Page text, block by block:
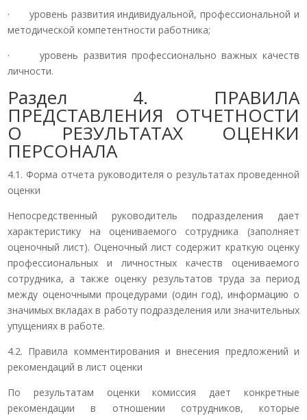
· уровень развития индивидуальной, профессиональной и
методической компетентности работника;
· уровень развития профессионально важных качеств
личности.
Раздел 4. ПРАВИЛА
ПРЕДСТАВЛЕНИЯ ОТЧЕТНОСТИ
О РЕЗУЛЬТАТАХ ОЦЕНКИ
ПЕРСОНАЛА
4.1. Форма отчета руководителя о результатах проведенной
оценки
Непосредственный руководитель подразделения дает
характеристику на оцениваемого сотрудника (заполняет
оценочный лист). Оценочный лист содержит краткую оценку
профессиональных и личностных качеств оцениваемого
сотрудника, а также оценку результатов труда за период
между оценочными процедурами (один год), информацию о
значимых вкладах в работу подразделения или значительных
упущениях в работе.
4.2. Правила комментирования и внесения предложений и
рекомендаций в лист оценки
По результатам оценки комиссия дает конкретные
рекомендации в отношении сотрудников, которые